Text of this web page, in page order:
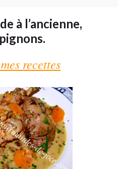
à l’ancienne,
recettes